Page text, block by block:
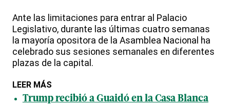
Ante las limitaciones para entrar al Palacio
Legislativo, durante las últimas cuatro semanas
la mayoría opositora de la Asamblea Nacional ha
celebrado sus sesiones semanales en diferentes
plazas de la capital.
LEER MÁS
Trump recibió a Guaidó en la Casa Blanca